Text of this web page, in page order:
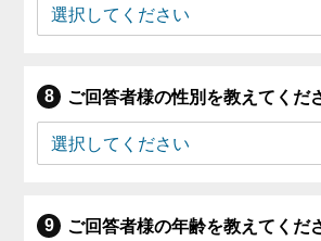
ご回答者様の性別を教えてくだ
ご回答者様の年齢を教えてくだ